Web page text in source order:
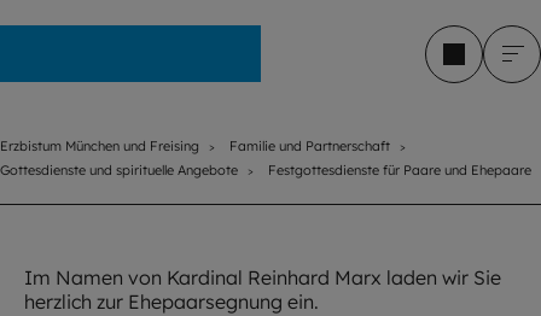
Erzbistum München und Freising
Familie und Partnerschaft
Gottesdienste und spirituelle Angebote
Festgottesdienste für Paare und Ehepaare
Im Namen von Kardinal Reinhard Marx laden wir Sie
herzlich zur Ehepaarsegnung ein.